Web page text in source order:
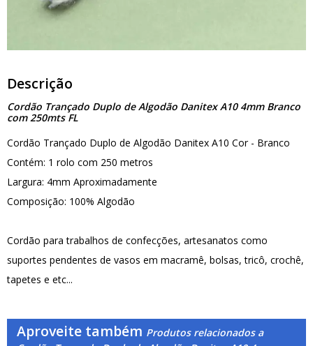
Descrição
Cordão Trançado Duplo de Algodão Danitex A10 4mm Branco
com 250mts FL
Cordão Trançado Duplo de Algodão Danitex A10 Cor - Branco
Contém: 1 rolo com 250 metros
Largura: 4mm Aproximadamente
Composição: 100% Algodão
Cordão para trabalhos de confecções, artesanatos como
suportes pendentes de vasos em macramê, bolsas, tricô, crochê,
tapetes e etc...
Aproveite também Produtos relacionados a